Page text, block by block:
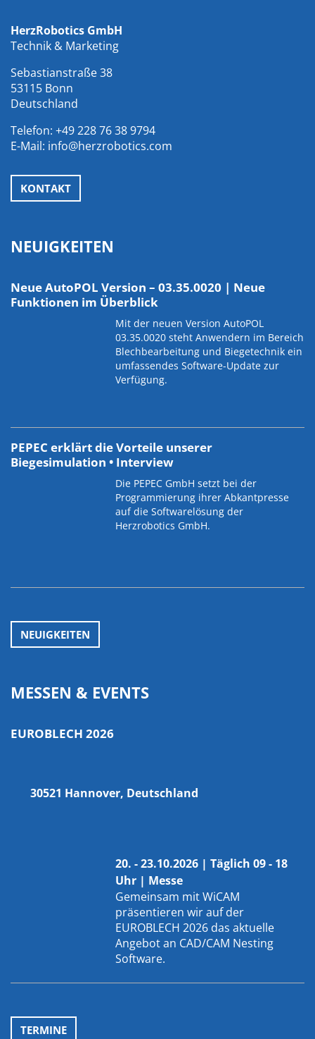
HerzRobotics GmbH
Technik & Marketing
Sebastianstraße 38
53115 Bonn
Deutschland
Telefon: +49 228 76 38 9794
E-Mail: info@herzrobotics.com
KONTAKT
NEUIGKEITEN
Neue AutoPOL Version – 03.35.0020 | Neue
Funktionen im Überblick
Mit der neuen Version AutoPOL
03.35.0020 steht Anwendern im Bereich
Blechbearbeitung und Biegetechnik ein
umfassendes Software-Update zur
Verfügung.
PEPEC erklärt die Vorteile unserer
Biegesimulation • Interview
Die PEPEC GmbH setzt bei der
Programmierung ihrer Abkantpresse
auf die Softwarelösung der
Herzrobotics GmbH.
NEUIGKEITEN
MESSEN & EVENTS
EUROBLECH 2026
30521 Hannover, Deutschland
20. - 23.10.2026 | Täglich 09 - 18
Uhr | Messe
Gemeinsam mitWiCAM
präsentieren wir auf der
EUROBLECH 2026 das aktuelle
Angebot an CAD/CAM Nesting
Software.
TERMINE